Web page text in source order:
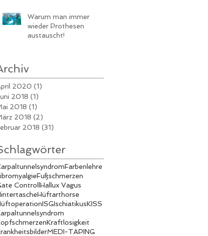
Warum man immer
wieder Prothesen
austauscht!
2020 (1)
2018 (1)
2018 (1)
2018 (2)
2018 (31)
Farbenlehre
Fußschmerzen
ControllHallux Vagus
Hüftarthorse
ISGIschiatikusKISS
Kraftlosigkeit
MEDI-TAPING